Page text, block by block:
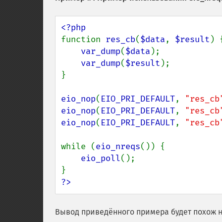
function res_cb($data, $result )
var_dump($data );
var_dump($result );
}
eio_nop( EIO_PRI_DEFAULT,
eio_nop( EIO_PRI_DEFAULT,
eio_nop( EIO_PRI_DEFAULT,
while (eio_nreqs()) {
eio_poll();
?>
Вывод приведённого примера будет похож